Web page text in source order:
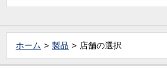
ホーム 製品 店舗の選択